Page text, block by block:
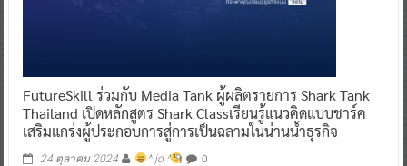
FutureSkill ร่วมกับ Media Tank ผู้ผลิตรายการ Shark Tank
Thailand เปิดหลักสูตร Shark Classเรียนรู้แนวคิดแบบชาร์ค
เสริมแกร่งผู้ประกอบการสู่การเป็นฉลามในน่านน้ำธุรกิจ
24 ตุลาคม 2024 ^ jo ^ 0